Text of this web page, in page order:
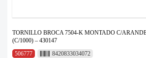
TORNILLO BROCA 7504-K MONTADO C/
(C/1000) – 430147
506777
8420833034072